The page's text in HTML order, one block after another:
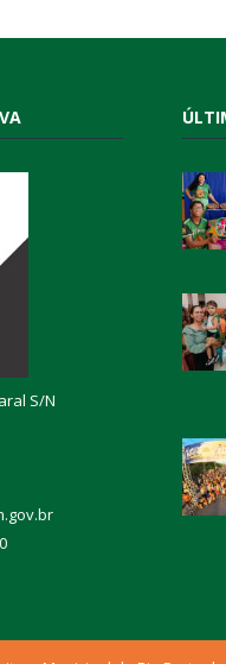
S/N